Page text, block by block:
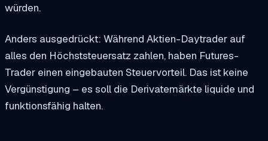
würden.
Anders ausgedrückt: Während Aktien-Daytrader auf
alles den Höchststeuersatz zahlen, haben Futures-
Trader einen eingebauten Steuervorteil. Das ist keine
Vergünstigung – es soll die Derivatemärkte liquide und
funktionsfähig halten.